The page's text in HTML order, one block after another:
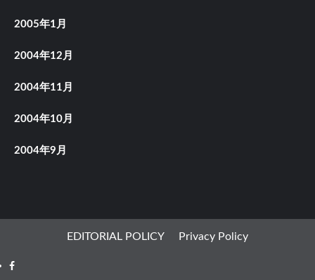
2005年1月
2004年12月
2004年11月
2004年10月
2004年9月
EDITORIAL POLICY Privacy Policy
Facebook